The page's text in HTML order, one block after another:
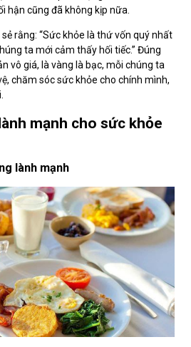
hận cũng đã không kịp nữa.
rằng: “Sức khỏe là thứ vốn quý nhất
ta mới cảm thấy hối tiếc.” Đúng
vô giá, là vàng là bạc, mỗi chúng ta
chăm sóc sức khỏe cho chính mình,
mạnh cho sức khỏe
lành mạnh